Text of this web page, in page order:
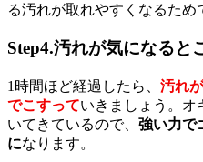
る汚れが取れやすくなるため
Step4.汚れが気になると
1時間ほど経過したら、 汚れ
でこすっていきましょう。オ
いてきているので、 強い力で
になります。